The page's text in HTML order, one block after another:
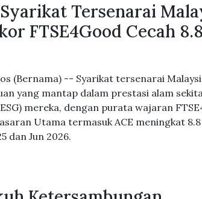
Tersenarai
FTSE4Good Cecah 8.8
(Bernama) -- Syarikat tersenarai
yang mantap dalam prestasi alam
mereka, dengan purata wajaran
Utama termasuk ACE meningkat 8.8
dan Jun 2026.